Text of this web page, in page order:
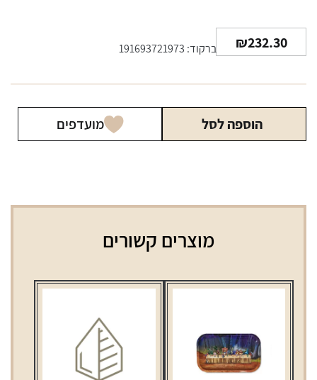
₪232.30 ברקוד: 191693721973
הוספה לסל מועדפים
מוצרים קשורים